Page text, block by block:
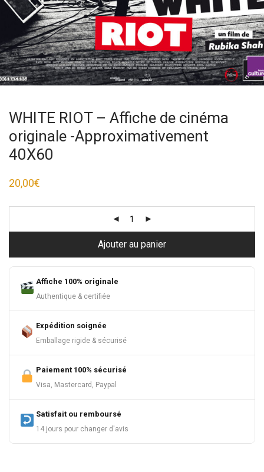
WHITE RIOT – Affiche de cinéma
originale -Approximativement
40X60
20,00€
Ajouter au panier
Affiche 100% originale
Authentique & certifiée
Expédition soignée
Emballage rigide & sécurisé
Paiement 100% sécurisé
Visa, Mastercard, Paypal
Satisfait ou remboursé
14 jours pour changer d'avis